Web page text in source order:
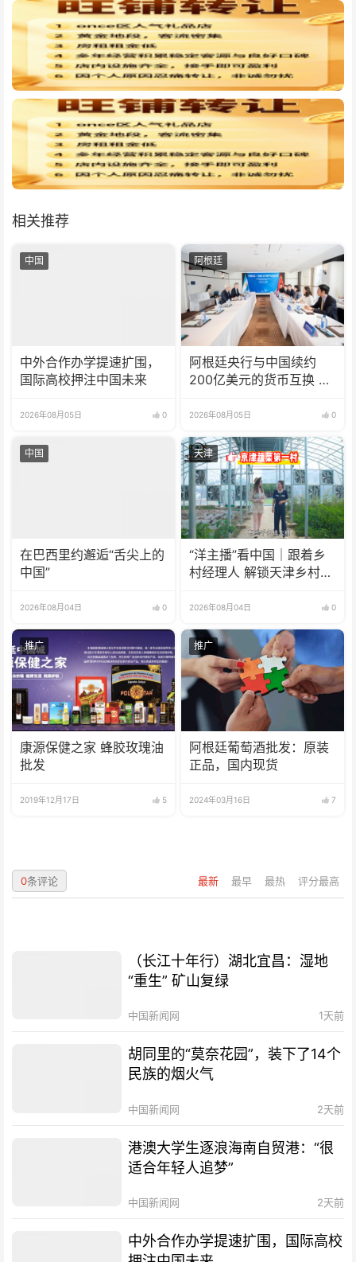
相关推荐
中国
中外合作办学提速扩围，
国际高校押注中国未来
2026年08月05日 0
阿根廷
阿根廷央行与中国续约
200亿美元的货币互换 有
2026年08月05日 0
中国
在巴西里约邂逅“舌尖上的
中国”
2026年08月04日 0
天津
“洋主播”看中国｜跟着乡
村经理人 解锁天津乡村振
2026年08月04日 0
推广
康源保健之家 蜂胶玫瑰油
批发
2019年12月17日 5
推广
阿根廷葡萄酒批发：原装
正品，国内现货
2024年03月16日 7
最新 最早 最热 评分最高
0条评论
（长江十年行）湖北宜昌：湿地
“重生” 矿山复绿
中国新闻网 1天前
胡同里的“莫奈花园”，装下了14个
民族的烟火气
中国新闻网 2天前
港澳大学生逐浪海南自贸港：“很
适合年轻人追梦”
中国新闻网 2天前
中外合作办学提速扩围，国际高校